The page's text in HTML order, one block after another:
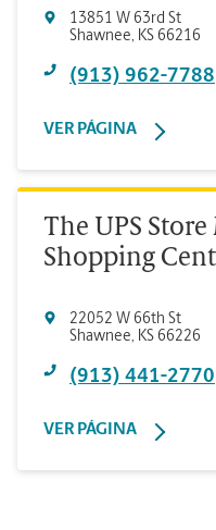
13851 W 63rd St
Shawnee, KS 66216
(913) 962-7788
VER PÁGINA
The UPS
Shopping
22052 W 66th St
Shawnee, KS 66226
(913) 441-2770
VER PÁGINA